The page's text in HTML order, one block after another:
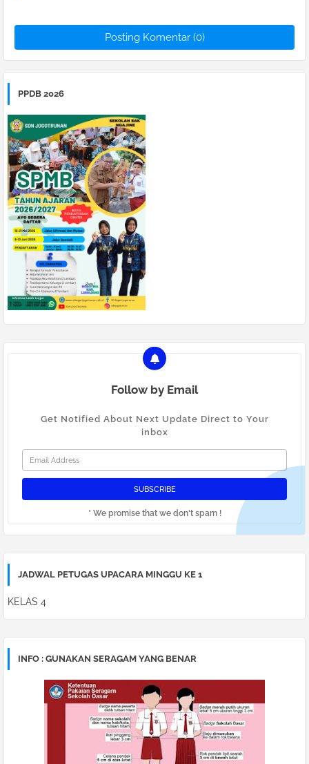
Posting Komentar (0)
PPDB 2026
Follow by Email
Get Notified About Next Update Direct to Your
inbox
* We promise that we don't spam !
JADWAL PETUGAS UPACARA MINGGU KE 1
KELAS 4
INFO : GUNAKAN SERAGAM YANG BENAR